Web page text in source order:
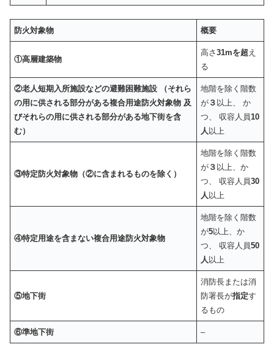
防火対象物 概要
①高層建築物
高さ31mを超 え
る
②老人短期入所施設などの避難困難施設
（それら
の用に供される部分がある複合用途防火対象物 及
びそれらの用に供される部分がある地下街を含
む）
地階を除く階数
が ３ 以上、 か
つ、 収容人員10
人 以上
③特定防火対象物 （②に含まれるものを除く）
地階を除く階数
が ３ 以上、か
つ、 収容人員30
人 以上
④特定用途を含まない複合用途防火対象物
地階を除く階数
が5以上、か
つ、 収容人員50
人 以上
⑤地下街
消防長または消
防署長が指定す
るもの
⑥準地下街 –